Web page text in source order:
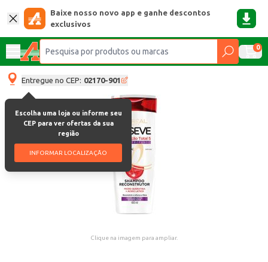
Baixe nosso novo app e ganhe descontos
exclusivos
0
Entregue no CEP: 02170-901
Escolha uma loja ou informe seu
CEP para ver ofertas da sua
região
INFORMAR LOCALIZAÇÃO
Clique na imagem para ampliar.